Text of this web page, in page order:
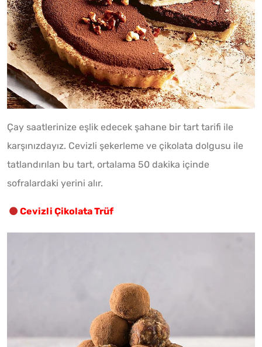
Çay saatlerinize eşlik edecek şahane bir tart tarifi ile
karşınızdayız. Cevizli şekerleme ve çikolata dolgusu ile
tatlandırılan bu tart, ortalama 50 dakika içinde
sofralardaki yerini alır.
Cevizli Çikolata Trüf